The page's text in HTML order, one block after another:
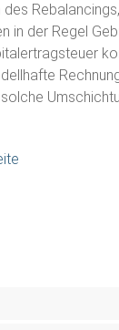
in der Regel